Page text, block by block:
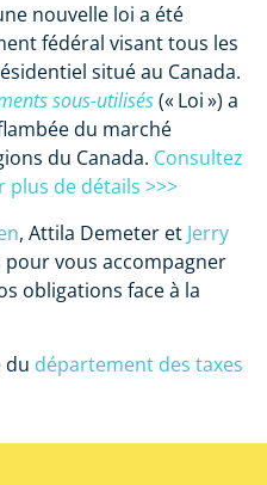
nouvelle loi a été
fédéral visant tous les
situé au Canada.
sous-utilisés(« Loi ») a
du marché
du Canada. Consultez
de détails >>>
, Attila Demeter et Jerry
vous accompagner
obligations face à la
du département des taxes